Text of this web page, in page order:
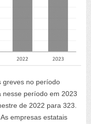
greves no período
nesse período em 2023
de 2022 para 323.
empresas estatais